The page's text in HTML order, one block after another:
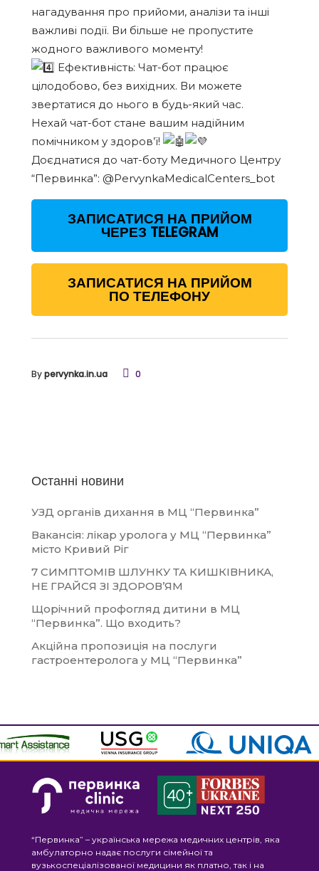
нагадування про прийоми, аналізи та інші
важливі події. Ви більше не пропустите
жодного важливого моменту!
Ефективність: Чат-бот працює
цілодобово, без вихідних. Ви можете
звертатися до нього в будь-який час.
Нехай чат-бот стане вашим надійним
помічником у здоров’ї!
Доєднатися до чат-боту Медичного Центру
“Первинка”: @PervynkaMedicalCenters_bot
ЗАПИСАТИСЯ НА ПРИЙОМ
ЧЕРЕЗ TELEGRAM
ЗАПИСАТИСЯ НА ПРИЙОМ
ПО ТЕЛЕФОНУ
Bypervynka.in.ua 0
Останні новини
УЗД органів дихання в МЦ “Первинка”
Вакансія: лікар уролога у МЦ “Первинка”
місто Кривий Ріг
7 СИМПТОМІВ ШЛУНКУ ТА КИШКІВНИКА,
НЕ ГРАЙСЯ ЗІ ЗДОРОВ’ЯМ
Щорічний профогляд дитини в МЦ
“Первинка”. Що входить?
Акційна пропозиція на послуги
гастроентеролога у МЦ “Первинка”
“Первинка” – українська мережа медичних центрів, яка
амбулаторно надає послуги сімейної та
вузькоспеціалізованої медицини як платно, так і на